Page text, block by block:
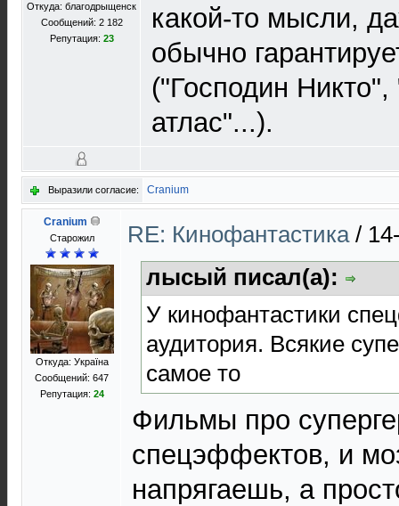
Откуда: благодрыщенск
Сообщений: 2 182
Репутация: 23
какой-то мысли,
обычно
("Господин
атлас"...).
Выразили согласие: Cranium
Cranium
Старожил
Откуда: Україна
Сообщений: 647
Репутация: 24
RE: Кинофантастика /
лысый писал(а):
У кинофантастики
аудитория. Всякие
самое то
Фильмы про
спецэффектов, и
напрягаешь, а